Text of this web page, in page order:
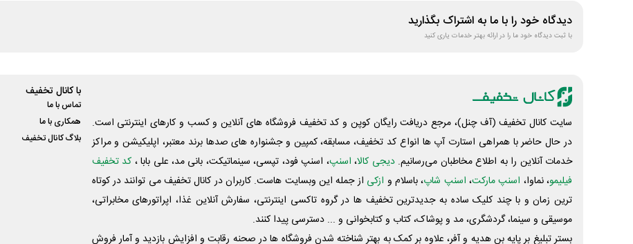
دیدگاه خود را با ما به اشتراک بگذارید
با ثبت دیدگاه خود ما را در ارائه بهتر خدمات یاری کنید
سایت کانال تخفیف (آف چنل)، مرجع دریافت رایگان کوپن و کد تخفیف فروشگاه های آنلاین و کسب و‌ کارهای اینترنتی است.
در حال حاضر با همراهی استارت آپ ها انواع کد تخفیف، مسابقه، کمپین و جشنواره های صدها برند معتبر، اپلیکیشن و مراکز
خدمات آنلاین را به اطلاع مخاطبان می‌رسانیم. دیجی کالا، اسنپ، اسنپ فود، تپسی، سینماتیکت، بانی مد، علی‌ بابا ، کد تخفیف
فیلیمو، نماوا، اسنپ مارکت، اسنپ شاپ، باسلام و ازکی از جمله این وبسایت ‌هاست. کاربران در کانال تخفیف می توانند در کوتاه
ترین زمان و با چند کلیک ساده به جدیدترین تخفیف ها در گروه تاکسی اینترنتی، سفارش آنلاین غذا، اپراتورهای مخابراتی،
موسیقی و سینما، گردشگری، مد و پوشاک، کتاب و کتابخوانی و ... دسترسی پیدا کنند.
بستر تبلیغ بر پایه بن هدیه و آفر، علاوه بر کمک به بهتر شناخته شدن فروشگاه ها در صحنه رقابت و افزایش بازدید و آمار فروش
با کانال تخفیف
تماس با ما
همکاری با ما
بلاگ کانال تخفیف